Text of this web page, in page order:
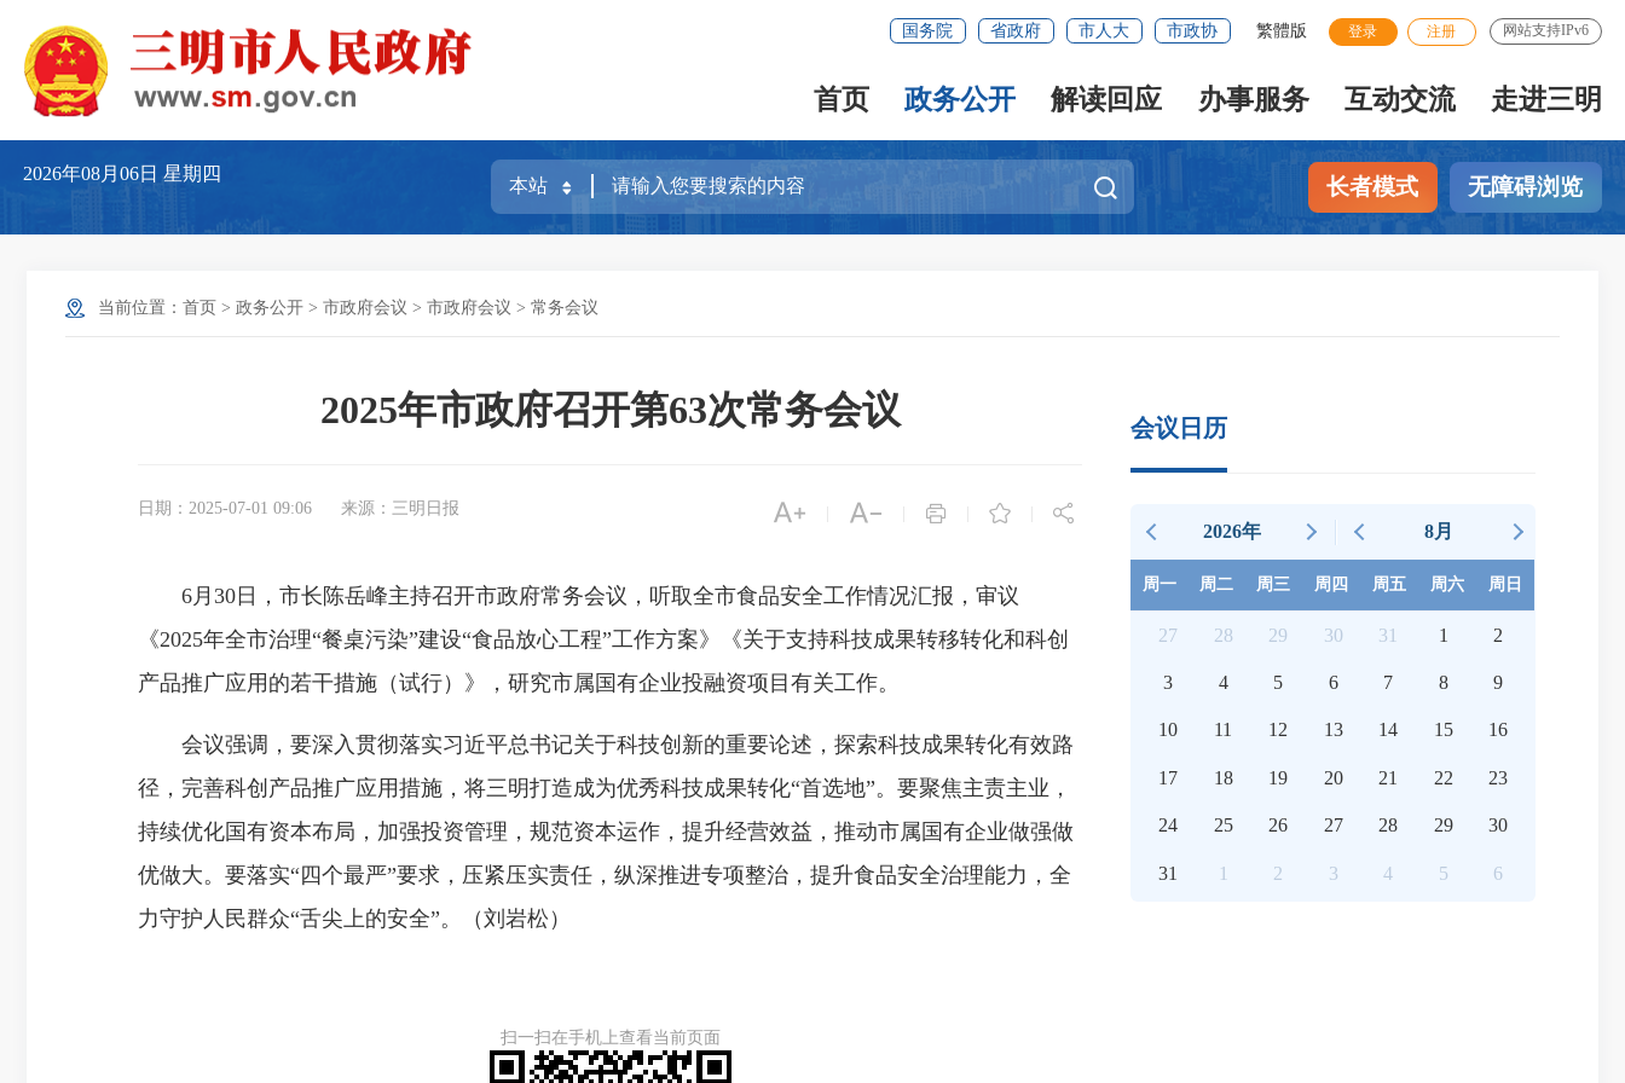
国务院 省政府 市人大 市政协 繁體版 登录 注册 网站支持IPv6
首页 政务公开 解读回应 办事服务 互动交流 走进三明
2026年08月06日星期四
长者模式 无障碍浏览
当前位置： 首页 > 政务公开 > 市政府会议 > 市政府会议 > 常务会议
2025年市政府召开第63次常务会议
日期：2025-07-01 09:06 来源：三明日报     
6月30日，市长陈岳峰主持召开市政府常务会议，听取全市食品安全工作情况汇报，审议
《2025年全市治理“餐桌污染”建设“食品放心工程”工作方案》《关于支持科技成果转移转化和科创
产品推广应用的若干措施（试行）》，研究市属国有企业投融资项目有关工作。
会议强调，要深入贯彻落实习近平总书记关于科技创新的重要论述，探索科技成果转化有效路
径，完善科创产品推广应用措施，将三明打造成为优秀科技成果转化“首选地”。要聚焦主责主业，
持续优化国有资本布局，加强投资管理，规范资本运作，提升经营效益，推动市属国有企业做强做
优做大。要落实“四个最严”要求，压紧压实责任，纵深推进专项整治，提升食品安全治理能力，全
力守护人民群众“舌尖上的安全”。（刘岩松）
扫一扫在手机上查看当前页面
会议日历
2026年 8月
周一 周二 周三 周四 周五 周六 周日
27 28 29 30 31 1 2
3 4 5 6 7 8 9
10 11 12 13 14 15 16
17 18 19 20 21 22 23
24 25 26 27 28 29 30
31 1 2 3 4 5 6